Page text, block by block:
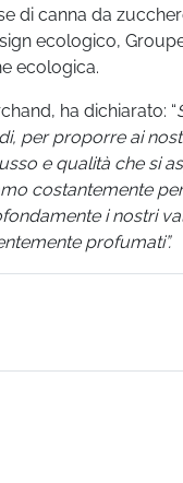
di canna da
ecologico,
ecologica.
, ha dichiarato: “
per proporre ai
e qualità che si
costantemente
i nostri
profumati”.